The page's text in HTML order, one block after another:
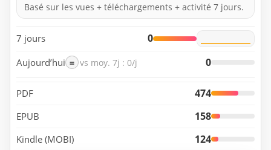
Basé sur les vues + téléchargements + activité 7 jours.
7 jours 0
Aujourd’hui = vs moy. 7j : 0/j 0
PDF 474
EPUB 158
Kindle (MOBI)
124